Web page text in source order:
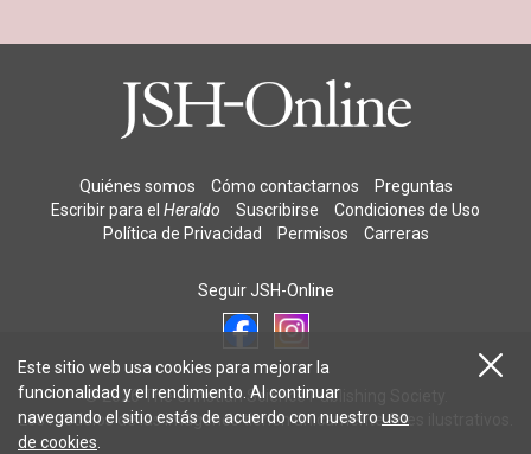
Quiénes somos Cómo contactarnos
Preguntas
Escribir para el Heraldo Suscribirse
Condiciones de Uso
Política de Privacidad
Permisos Carreras
Seguir JSH-Online
© 2026 The Christian Science Publishing Society.
Los modelos de las imágenes tienen únicamente fines ilustrativos.
Este sitio web usa cookies para mejorar la
funcionalidad y el rendimiento. Al continuar
navegando el sitio estás de acuerdo con nuestro uso
de cookies